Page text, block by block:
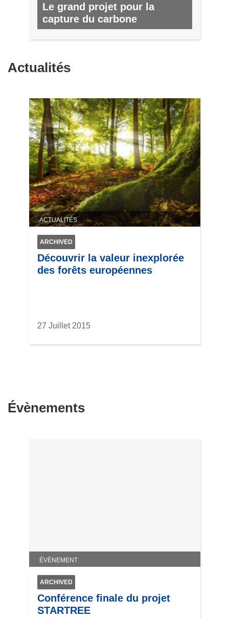
Le grand projet pour la
capture du carbone
Nº 64, JUILLET 2017
Actualités
ACTUALITÉS
ARCHIVED
Découvrir la valeur inexplorée
des forêts européennes
27 Juillet 2015
Évènements
ÉVÈNEMENT
ARCHIVED
Conférence finale du projet
STARTREE